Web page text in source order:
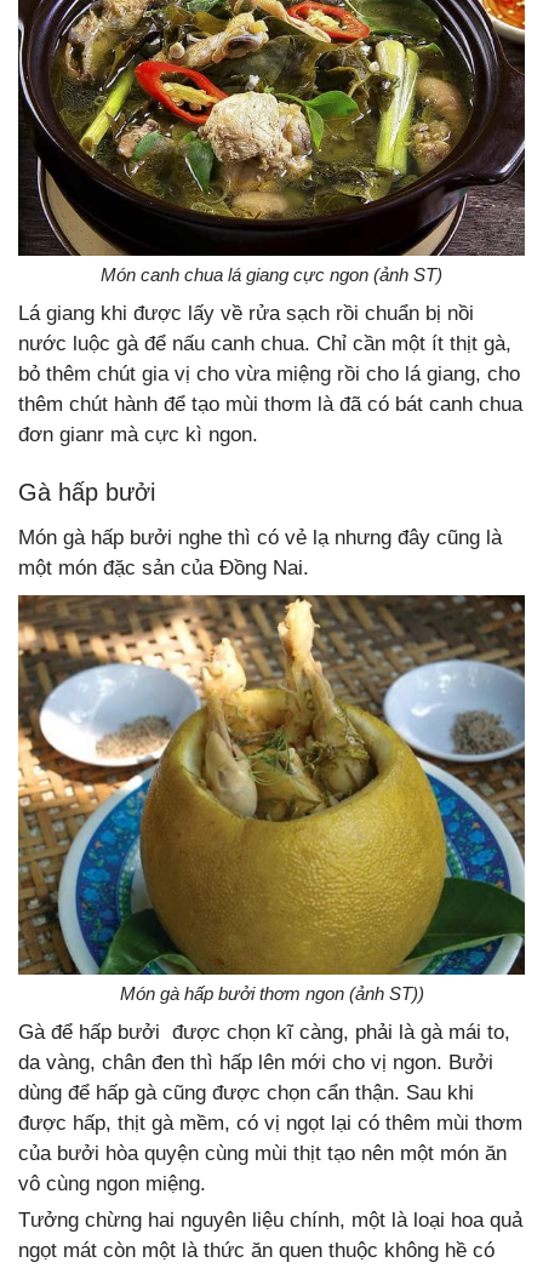
Món canh chua lá giang cực ngon (ảnh ST)
Lá giang khi được lấy về rửa sạch rồi chuẩn bị nồi
nước luộc gà để nấu canh chua. Chỉ cần một ít thịt gà,
bỏ thêm chút gia vị cho vừa miệng rồi cho lá giang, cho
thêm chút hành để tạo mùi thơm là đã có bát canh chua
đơn gianr mà cực kì ngon.
Gà hấp bưởi
Món gà hấp bưởi nghe thì có vẻ lạ nhưng đây cũng là
một món đặc sản của Đồng Nai.
Món gà hấp bưởi thơm ngon (ảnh ST))
Gà để hấp bưởi được chọn kĩ càng, phải là gà mái to,
da vàng, chân đen thì hấp lên mới cho vị ngon. Bưởi
dùng để hấp gà cũng được chọn cẩn thận. Sau khi
được hấp, thịt gà mềm, có vị ngọt lại có thêm mùi thơm
của bưởi hòa quyện cùng mùi thịt tạo nên một món ăn
vô cùng ngon miệng.
Tưởng chừng hai nguyên liệu chính, một là loại hoa quả
ngọt mát còn một là thức ăn quen thuộc không hề có